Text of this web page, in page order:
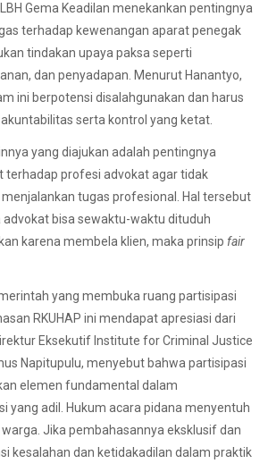
Gema Keadilan menekankan pentingnya
terhadap kewenangan aparat penegak
tindakan upaya paksa seperti
dan penyadapan. Menurut Hanantyo,
ini berpotensi disalahgunakan dan harus
serta kontrol yang ketat.
yang diajukan adalah pentingnya
terhadap profesi advokat agar tidak
tugas profesional. Hal tersebut
bisa sewaktu-waktu dituduh
karena membela klien, maka prinsip fair
yang membuka ruang partisipasi
RKUHAP ini mendapat apresiasi dari
Eksekutif Institute for Criminal Justice
Napitupulu, menyebut bahwa partisipasi
elemen fundamental dalam
yang adil. Hukum acara pidana menyentuh
Jika pembahasannya eksklusif dan
kesalahan dan ketidakadilan dalam praktik